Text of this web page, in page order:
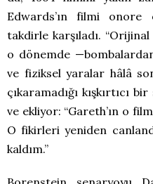
Edwards’ın filmi
takdirle karşıladı.
o dönemde
ve fiziksel yaralar hâlâ
çıkaramadığı kışkırtıcı
ve ekliyor: “Gareth’ın o
O fikirleri yeniden
kaldım.”